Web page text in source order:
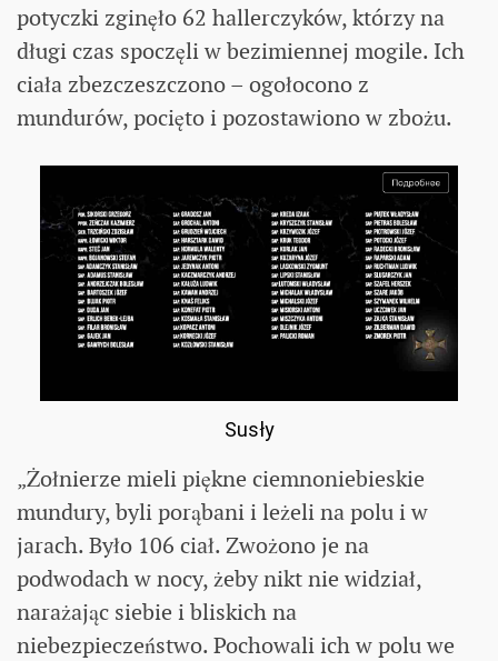
potyczki zginęło 62 hallerczyków, którzy na
długi czas spoczęli w bezimiennej mogile. Ich
ciała zbezczeszczono – ogołocono z
mundurów, pocięto i pozostawiono w zbożu.
Susły
„Żołnierze mieli piękne ciemnoniebieskie
mundury, byli porąbani i leżeli na polu i w
jarach. Było 106 ciał. Zwożono je na
podwodach w nocy, żeby nikt nie widział,
narażając siebie i bliskich na
niebezpieczeństwo. Pochowali ich w polu we